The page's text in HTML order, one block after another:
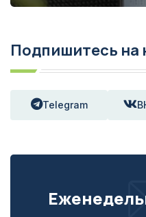
Подпишитесь на
Telegram